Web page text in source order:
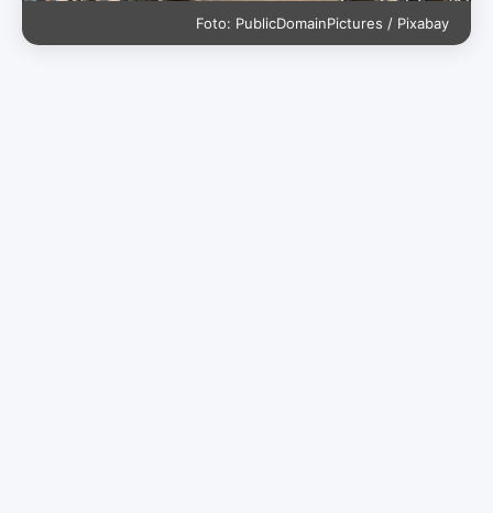
Foto: PublicDomainPictures / Pixabay